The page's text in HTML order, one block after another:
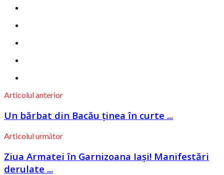
Articolul anterior
Un bărbat din Bacău ținea în curte ...
Articolul următor
Ziua Armatei în Garnizoana Iași! Manifestări
derulate ...